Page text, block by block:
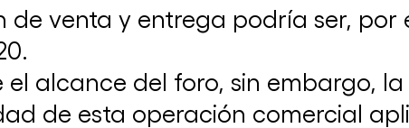
Nuestra Comisión de Marketing y
Publicidad se reunió con Georgiana
Marketing y Publicidad de ICC
26 de julio de 2024
de venta y entrega podría ser, por
alcance del foro, sin embargo,
de esta operación comercial